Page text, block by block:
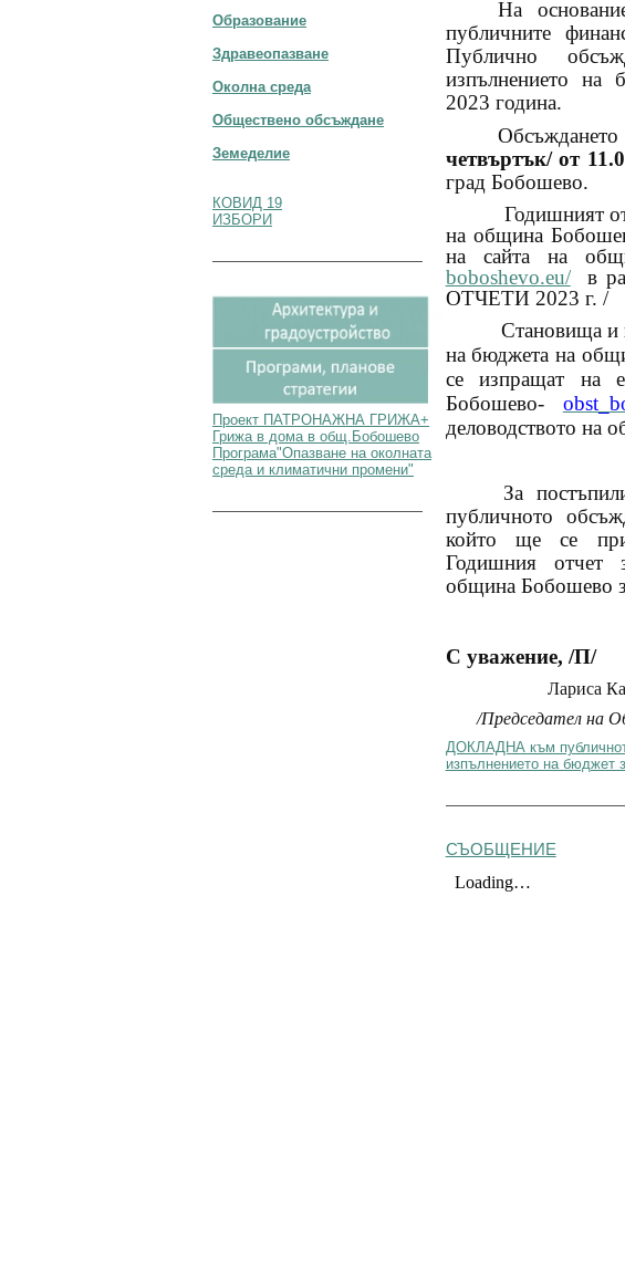
Образование
Здравеопазване
Околна среда
Обществено обсъждане
Земеделие
КОВИД 19
ИЗБОРИ
Проект ПАТРОНАЖНА ГРИЖА+
Грижа в дома в общ.Бобошево
Програма"Опазване на околната
среда и климатични промени"
На
публичните
Публично
изпълнението
2023 година.
четвъртък/ от
град Бобошево.
Годишният
на община
на сайта на
boboshevo.eu/
в
ОТЧЕТИ 2023 г. /
Становища и
на бюджета на
се изпращат на
Бобошево-
деловодството на
За
публичното
който ще се
Годишния отчет
община Бобошево
С уважение, /П/
Лариса
/Председател на
ДОКЛАДНА към
изпълнението на бюджет
СЪОБЩЕНИЕ